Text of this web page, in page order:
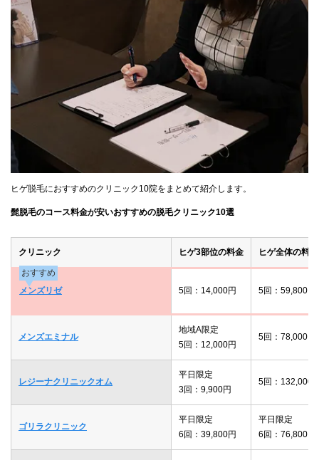
ヒゲ脱毛におすすめのクリニック10院をまとめて紹介します。
髭脱毛のコース料金が安いおすすめの脱毛クリニック10選
クリニック ヒゲ3部位の料金 ヒゲ全体の料金
おすすめ
メンズリゼ
5回：14,000円 5回：59,800円
メンズエミナル
地域A限定
5回：12,000円
5回：78,000円
レジーナクリニックオム
平日限定
3回：9,900円
5回：132,000
ゴリラクリニック
平日限定
6回：39,800円
平日限定
6回：76,800円